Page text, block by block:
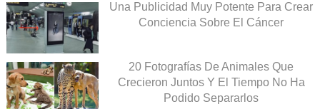
Una Publicidad Muy Potente Para Crear
Conciencia Sobre El Cáncer
20 Fotografías De Animales Que
Crecieron Juntos Y El Tiempo No Ha
Podido Separarlos